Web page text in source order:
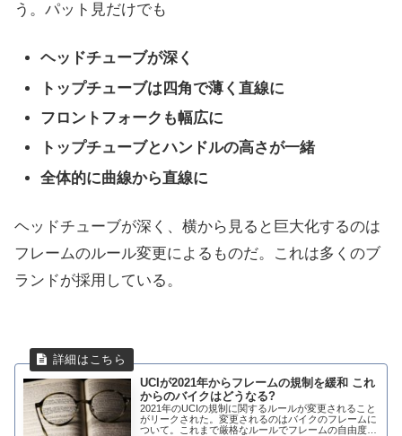
う。パット見だけでも
ヘッドチューブが深く
トップチューブは四角で薄く直線に
フロントフォークも幅広に
トップチューブとハンドルの高さが一緒
全体的に曲線から直線に
ヘッドチューブが深く、横から見ると巨大化するのは
フレームのルール変更によるものだ。これは多くのブ
ランドが採用している。
UCIが2021年からフレームの規制を緩和 これ
からのバイクはどうなる?
2021年のUCIの規制に関するルールが変更されること
がリークされた。変更されるのはバイクのフレームに
ついて。これまで厳格なルールでフレームの自由度と